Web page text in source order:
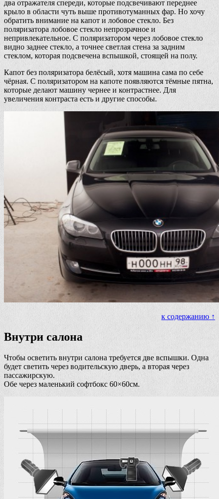
два отражателя спереди, которые подсвечивают переднее
крыло в области чуть выше противотуманных фар. Но хочу
обратить внимание на капот и лобовое стекло. Без
поляризатора лобовое стекло непрозрачное и
непривлекательное. С поляризатором через лобовое стекло
видно заднее стекло, а точнее светлая стена за задним
стеклом, которая подсвечена вспышкой, стоящей на полу.
Капот без поляризатора белёсый, хотя машина сама по себе
чёрная. С поляризатором на капоте появляются тёмные пятна,
которые делают машину чернее и контрастнее. Для
увеличения контраста есть и другие способы.
к содержанию ↑
Внутри салона
Чтобы осветить внутри салона требуется две вспышки. Одна
будет светить через водительскую дверь, а вторая через
пассажирскую.
Обе через маленький софтбокс 60×60см.